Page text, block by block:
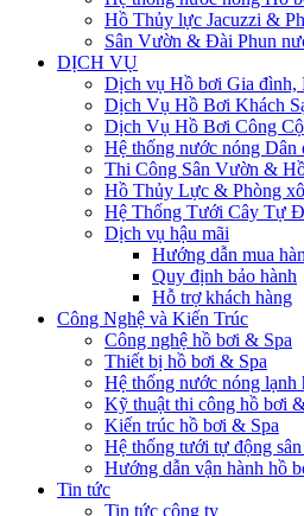
Hồ Thủy lực Jacuzzi &
Sân Vườn & Đài Phun
DỊCH VỤ
Dịch vụ Hồ bơi Gia đình,
Dịch Vụ Hồ Bơi Khách
Dịch Vụ Hồ Bơi Công
Hệ thống nước nóng
Thi Công Sân Vườn &
Hồ Thủy Lực & Phòng
Hệ Thống Tưới Cây Tự
Dịch vụ hậu mãi
Hướng dẫn mua
Quy định bảo hành
Hỗ trợ khách hàng
Công Nghệ và Kiến Trúc
Công nghệ hồ bơi & Spa
Thiết bị hồ bơi & Spa
Hệ thống nước nóng lạnh
Kỹ thuật thi công hồ bơi
Kiến trúc hồ bơi & Spa
Hệ thống tưới tự động
Hướng dẫn vận hành hồ
Tin tức
Tin tức công ty